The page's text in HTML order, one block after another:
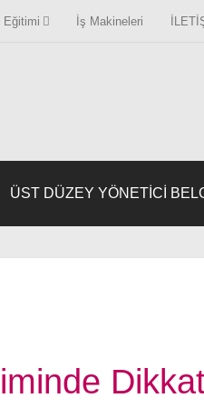
Eğitimi İş Makineleri
ÜST DÜZEY YÖNETICI